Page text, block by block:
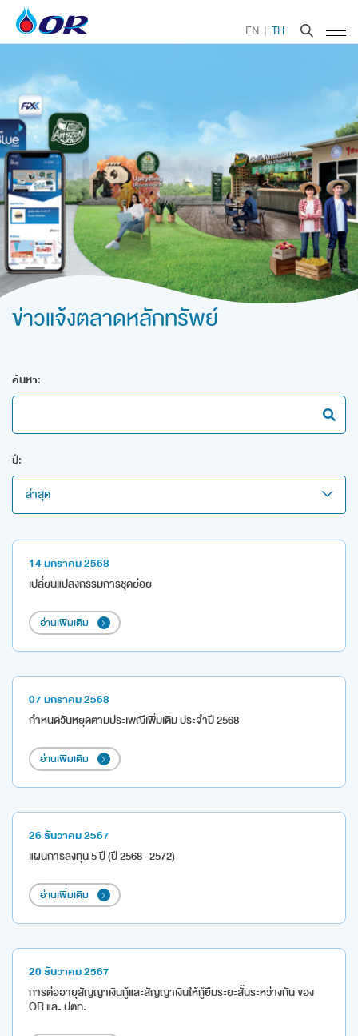
EN TH
ข่าวแจ้งตลาดหลักทรัพย์
ค้นหา:
ปี:
ล่าสุด
14 มกราคม 2568
เปลี่ยนแปลงกรรมการชุดย่อย
อ่านเพิ่มเติม
07 มกราคม 2568
กำหนดวันหยุดตามประเพณีเพิ่มเติม ประจำปี 2568
อ่านเพิ่มเติม
26 ธันวาคม 2567
แผนการลงทุน 5 ปี (ปี 2568 -2572)
อ่านเพิ่มเติม
20 ธันวาคม 2567
การต่ออายุสัญญาเงินกู้และสัญญาเงินให้กู้ยืมระยะสั้นระหว่างกัน ของ
OR และ ปตท.